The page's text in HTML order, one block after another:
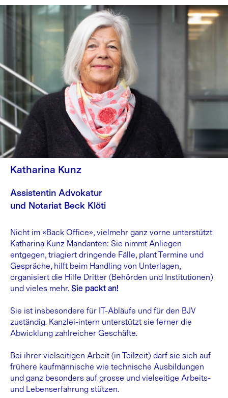
Katharina Kunz
Assistentin Advokatur
und Notariat Beck Klöti
Nicht im «Back Office», vielmehr ganz vorne unterstützt
Katharina Kunz Mandanten: Sie nimmt Anliegen
entgegen, triagiert dringende Fälle, plant Termine und
Gespräche, hilft beim Handling von Unterlagen,
organisiert die Hilfe Dritter (Behörden und Institutionen)
und vieles mehr. Sie packt an!
Sie ist insbesondere für IT-Abläufe und für den BJV
zuständig. Kanzlei-intern unterstützt sie ferner die
Abwicklung zahlreicher Geschäfte.
Bei ihrer vielseitigen Arbeit (in Teilzeit) darf sie sich auf
frühere kaufmännische wie technische Ausbildungen
und ganz besonders auf grosse und vielseitige Arbeits-
und Lebenserfahrung stützen.